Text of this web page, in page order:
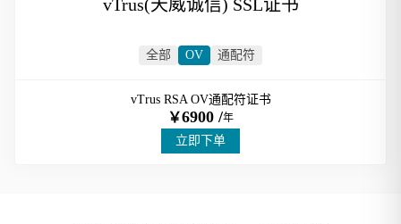
vTrus(天威诚信) SSL证书
全部 OV 通配符
vTrus RSA OV通配符证书
￥6900 /年
立即下单